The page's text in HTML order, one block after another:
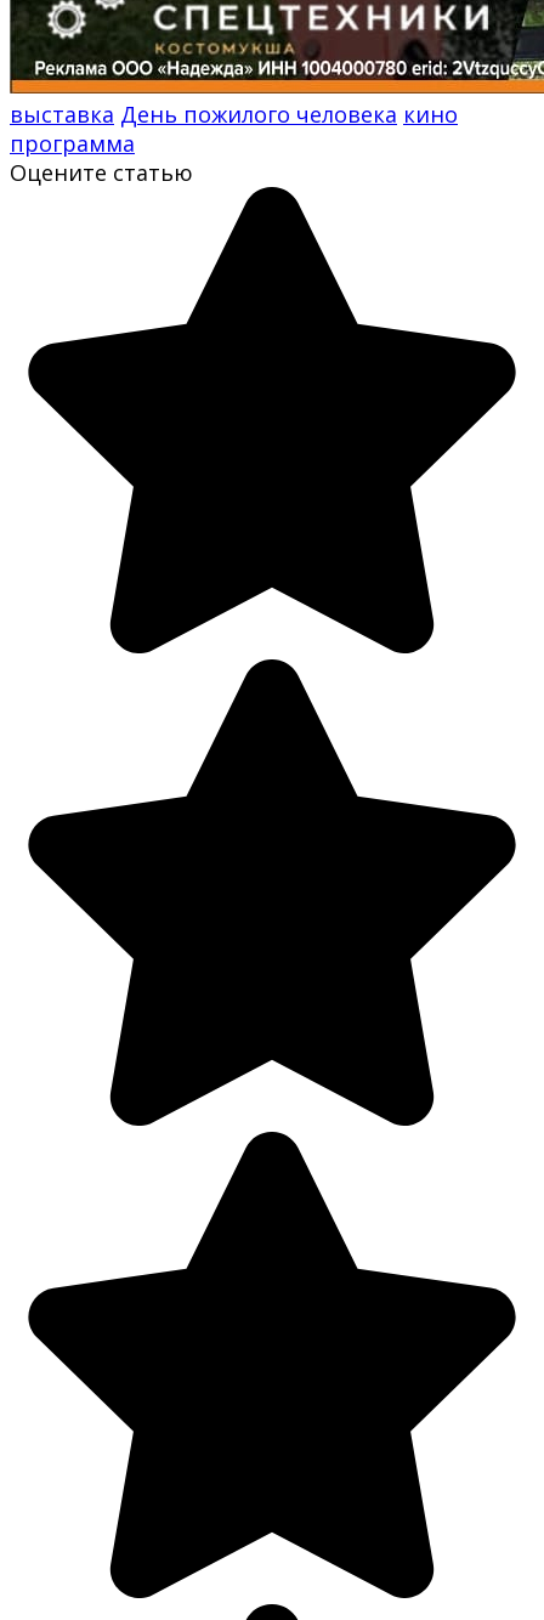
выставка День пожилого человека кино
программа
Оцените статью